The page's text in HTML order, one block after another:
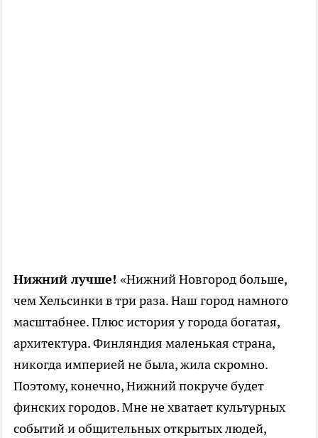
Нижний лучше! «Нижний Новгород больше,
чем Хельсинки в три раза. Наш город намного
масштабнее. Плюс история у города богатая,
архитектура. Финляндия маленькая страна,
никогда империей не была, жила скромно.
Поэтому, конечно, Нижний покруче будет
финских городов. Мне не хватает культурных
событий и общительных открытых людей,